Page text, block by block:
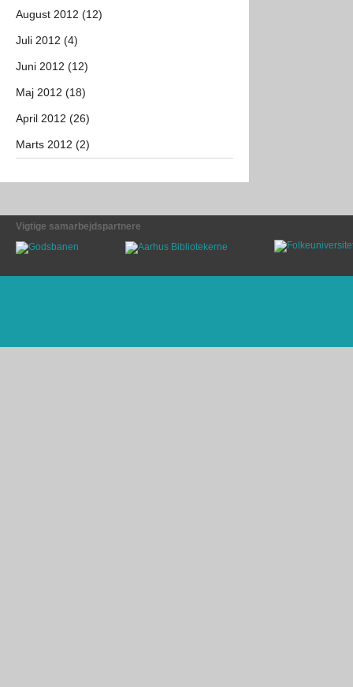
August 2012 (12)
Juli 2012 (4)
Juni 2012 (12)
Maj 2012 (18)
April 2012 (26)
Marts 2012 (2)
Vigtige samarbejdspartnere